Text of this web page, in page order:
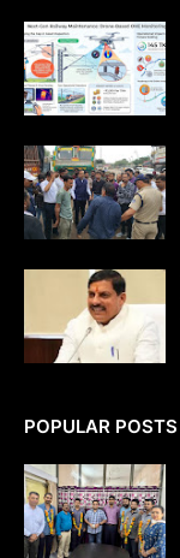
POPULAR POSTS